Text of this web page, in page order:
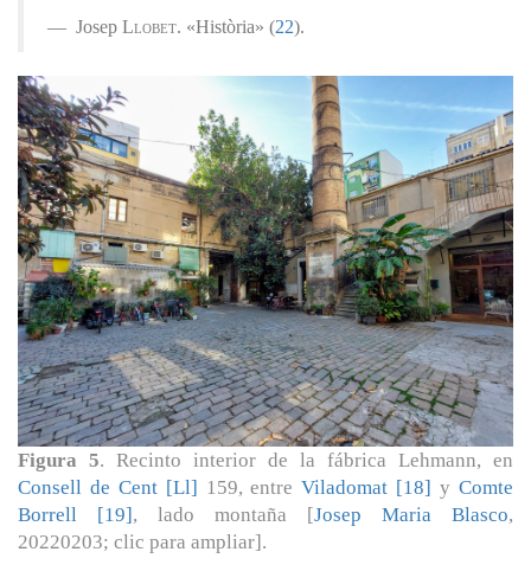
Josep Llobet. «Història» (22).
Figura 5. Recinto interior de la fábrica Lehmann, en
Consell de Cent [Ll] 159, entreViladomat [18] yComte
Borrell [19] , lado montaña [Josep Maria Blasco,
20220203; clic para ampliar].